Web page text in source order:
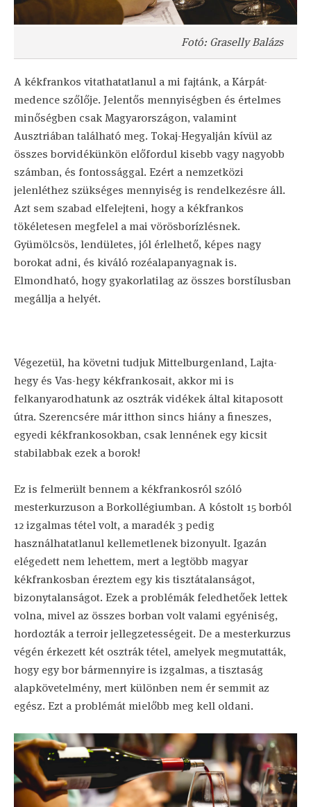
Fotó: Graselly Balázs
A kékfrankos vitathatatlanul a mi fajtánk, a Kárpát-
medence szőlője. Jelentős mennyiségben és értelmes
minőségben csak Magyarországon, valamint
Ausztriában található meg. Tokaj-Hegyalján kívül az
összes borvidékünkön előfordul kisebb vagy nagyobb
számban, és fontossággal. Ezért a nemzetközi
jelenléthez szükséges mennyiség is rendelkezésre áll.
Azt sem szabad elfelejteni, hogy a kékfrankos
tökéletesen megfelel a mai vörösborízlésnek.
Gyümölcsös, lendületes, jól érlelhető, képes nagy
borokat adni, és kiváló rozéalapanyagnak is.
Elmondható, hogy gyakorlatilag az összes borstílusban
megállja a helyét.
Végezetül, ha követni tudjuk Mittelburgenland, Lajta-
hegy és Vas-hegy kékfrankosait, akkor mi is
felkanyarodhatunk az osztrák vidékek által kitaposott
útra. Szerencsére már itthon sincs hiány a fineszes,
egyedi kékfrankosokban, csak lennének egy kicsit
stabilabbak ezek a borok!
Ez is felmerült bennem a kékfrankosról szóló
mesterkurzuson a Borkollégiumban. A kóstolt 15 borból
12 izgalmas tétel volt, a maradék 3 pedig
használhatatlanul kellemetlenek bizonyult. Igazán
elégedett nem lehettem, mert a legtöbb magyar
kékfrankosban éreztem egy kis tisztátalanságot,
bizonytalanságot. Ezek a problémák feledhetőek lettek
volna, mivel az összes borban volt valami egyéniség,
hordozták a terroir jellegzetességeit. De a mesterkurzus
végén érkezett két osztrák tétel, amelyek megmutatták,
hogy egy bor bármennyire is izgalmas, a tisztaság
alapkövetelmény, mert különben nem ér semmit az
egész. Ezt a problémát mielőbb meg kell oldani.